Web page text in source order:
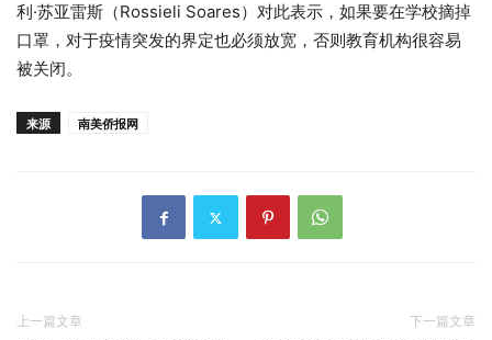
利·苏亚雷斯（Rossieli Soares）对此表示，如果要在学校摘掉
口罩，对于疫情突发的界定也必须放宽，否则教育机构很容易
被关闭。
来源 南美侨报网
上一篇文章 下一篇文章